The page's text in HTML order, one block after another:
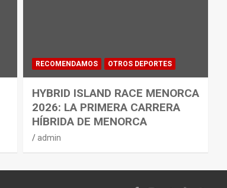
RECOMENDAMOS OTROS DEPORTES
HYBRID ISLAND RACE MENORCA
2026: LA PRIMERA CARRERA
HÍBRIDA DE MENORCA
admin